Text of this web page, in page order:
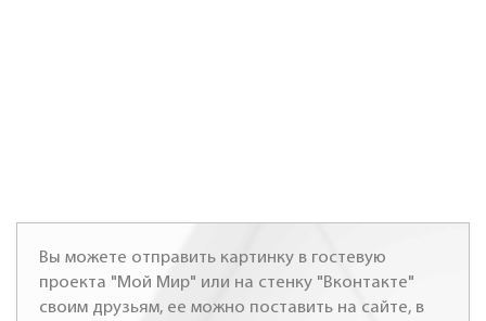
Вы можете отправить картинку в гостевую
проекта "Мой Мир" или на стенку "Вконтакте"
своим друзьям, ее можно поставить на сайте, в